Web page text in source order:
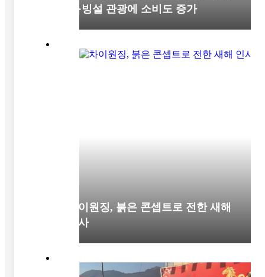
험·빙설 관광에 소비도 증가
차이원징, 붉은 콘셉트로 전한 새해
인사